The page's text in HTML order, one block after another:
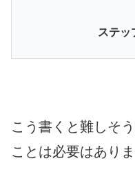
ステ
こう書くと難しそ
ことは必要はありま